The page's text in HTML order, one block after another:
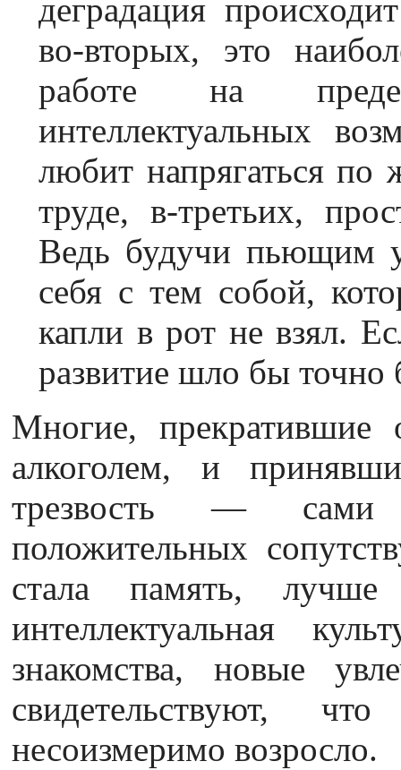
деградация
во-вторых, это
работе на
интеллектуальных
любит напрягаться по
труде, в-третьих,
Ведь будучи пьющим
себя с тем собой,
капли в рот не взял.
развитие шло бы точно
Многие, прекратившие
алкоголем, и
трезвость —
положительных
стала память, лучше
интеллектуальная
знакомства, новые
свидетельствуют,
несоизмеримо возросло.